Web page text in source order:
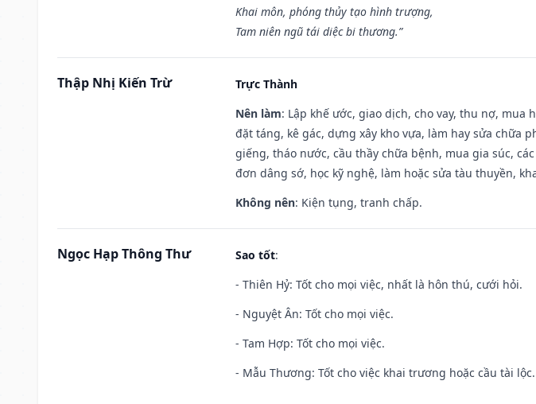
Khai môn, phóng thủy tạo hình trượng,
Tam niên ngũ tái diệc bi thương.”
Thập Nhị Kiến Trừ
Trực Thành
Nên làm: Lập khế ước, giao dịch, cho vay, thu nợ,
đặt táng, kê gác, dựng xây kho vựa, làm hay sửa chữa
giếng, tháo nước, cầu thầy chữa bệnh, mua gia súc,
đơn dâng sớ, học kỹ nghệ, làm hoặc sửa tàu thuyền,
Không nên: Kiện tụng, tranh chấp.
Ngọc Hạp Thông Thư Sao tốt:
- Thiên Hỷ: Tốt cho mọi việc, nhất là hôn thú, cưới hỏi.
- Nguyệt Ân: Tốt cho mọi việc.
- Tam Hợp: Tốt cho mọi việc.
- Mẫu Thương: Tốt cho việc khai trương hoặc cầu tài lộc.